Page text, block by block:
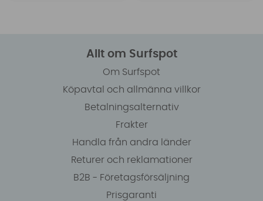
Allt om Surfspot
Om Surfspot
Köpavtal och allmänna villkor
Betalningsalternativ
Frakter
Handla från andra länder
Returer och reklamationer
B2B - Företagsförsäljning
Prisgaranti